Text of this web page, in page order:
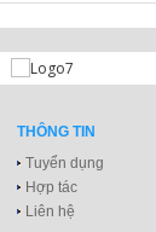
THÔNG TIN
Tuyển dụng
Hợp tác
Liên hệ